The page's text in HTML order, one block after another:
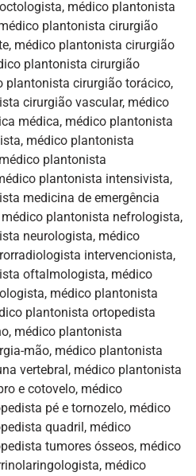
médico plantonista
plantonista cirurgião
médico plantonista cirurgião
plantonista cirurgião
plantonista cirurgião torácico,
cirurgião vascular, médico
médica, médico plantonista
médico plantonista
plantonista
plantonista intensivista,
medicina de emergência
plantonista nefrologista,
neurologista, médico
intervencionista,
oftalmologista, médico
médico plantonista
plantonista ortopedista
médico plantonista
mão, médico plantonista
vertebral, médico plantonista
e cotovelo, médico
pé e tornozelo, médico
quadril, médico
tumores ósseos, médico
médico